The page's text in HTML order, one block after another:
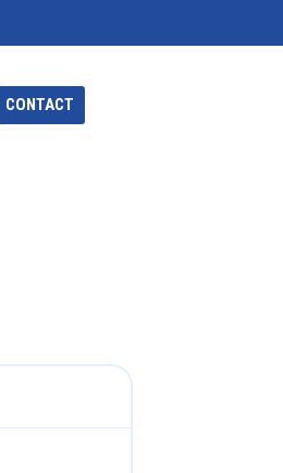
CONTACT